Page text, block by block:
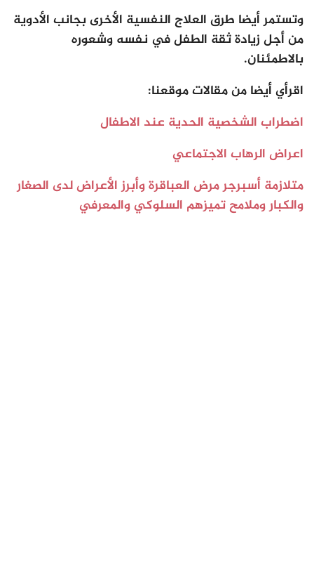
وتستمر أيضا طرق العلاج النفسية الأخرى بجانب الأدوية
من أجل زيادة ثقة الطفل في نفسه وشعوره
بالاطمئنان.
اقرأي أيضا من مقالات موقعنا:
اضطراب الشخصية الحدية عند الاطفال
اعراض الرهاب الاجتماعي
متلازمة أسبرجر مرض العباقرة وأبرز الأعراض لدى الصغار
والكبار وملامح تميزهم السلوكي والمعرفي